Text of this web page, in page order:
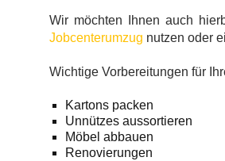
Wir möchten Ihnen auch
Jobcenterumzug nutzen oder
Wichtige Vorbereitungen für
Kartons packen
Unnützes aussortieren
Möbel abbauen
Renovierungen